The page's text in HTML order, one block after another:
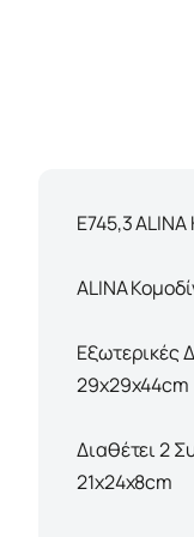
Ε745,3
ALINA
Εξωτερικές
29x29x44cm
Διαθέτει 2
21x24χ8cm